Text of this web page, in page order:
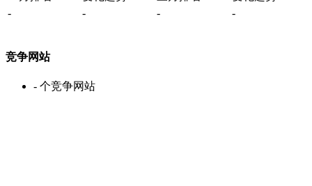
-
- - -
竞争网站
- 个竞争网站